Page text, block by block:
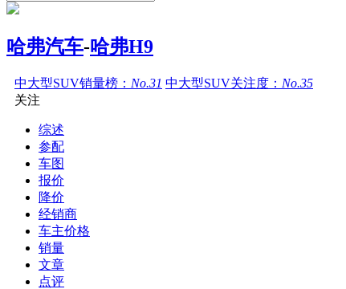
哈弗汽车-哈弗H9
中大型SUV销量榜： No.31 中大型SUV关注度： No.35
关注
综述
参配
车图
报价
降价
经销商
车主价格
销量
文章
点评